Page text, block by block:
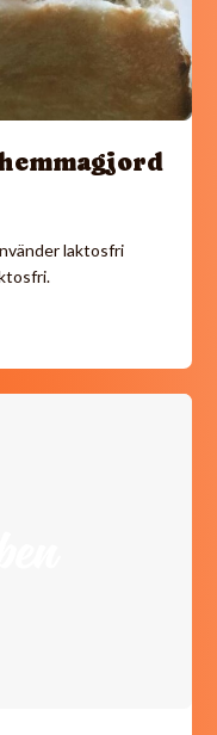
laktosfri